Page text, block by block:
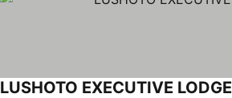
LUSHOTO EXECUTIVE LODGE